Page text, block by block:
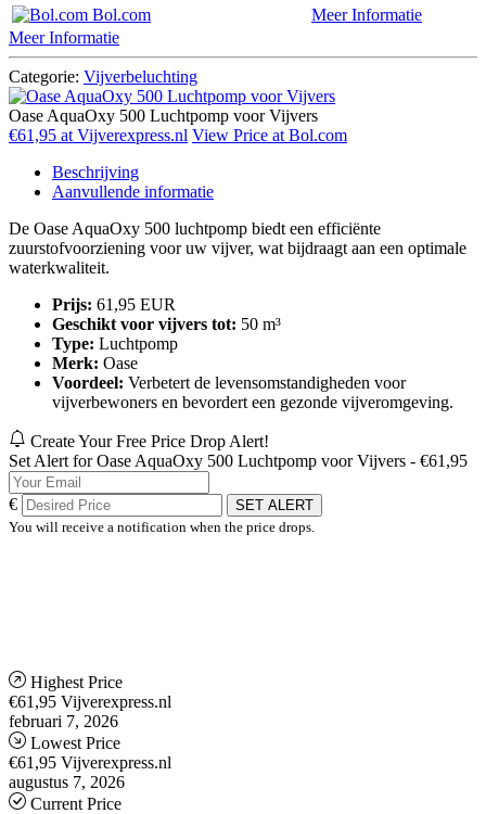
Bol.com
Meer Informatie
Meer Informatie
Categorie: Vijverbeluchting
Oase AquaOxy 500 Luchtpomp voor Vijvers
€61,95 at Vijverexpress.nl View Price at Bol.com
Beschrijving
Aanvullende informatie
De Oase AquaOxy 500 luchtpomp biedt een efficiënte
zuurstofvoorziening voor uw vijver, wat bijdraagt aan een optimale
waterkwaliteit.
Prijs: 61,95 EUR
Geschikt voor vijvers tot: 50 m³
Type: Luchtpomp
Merk: Oase
Voordeel: Verbetert de levensomstandigheden voor
vijverbewoners en bevordert een gezonde vijveromgeving.
Create Your Free Price Drop Alert!
Set Alert for Oase AquaOxy 500 Luchtpomp voor Vijvers - €61,95
€
SET ALERT
You will receive a notification when the price drops.
Highest Price
€61,95 Vijverexpress.nl
februari 7, 2026
Lowest Price
€61,95 Vijverexpress.nl
augustus 7, 2026
Current Price